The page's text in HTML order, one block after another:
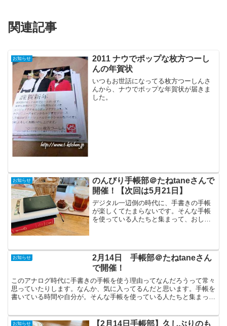
関連記事
お知らせ
2011 ナウでポップな枚方つーし
んの年賀状
いつもお世話になってる枚方つーしんさ
んから、ナウでポップな年賀状が届きま
した。
お知らせ
のんびり手帳部＠たねtaneさんで
開催！【次回は5月21日】
デジタル一辺倒の時代に、手書きの手帳
が楽しくてたまらないです。そんな手帳
を使っている人たちと集まって、おしゃ
は、少し参加者さんも...
お知らせ
2月14日 手帳部＠たねtaneさん
で開催！
このアナログ時代に手書きの手帳を使う理由ってなんだろうって常々
思っていたりします。なんか、気に入ってるんだと思います。手帳を
書いている時間や自分が。そんな手帳を使っている人たちと集まっ
お知らせ
【2月14日手帳部】久しぶりのも